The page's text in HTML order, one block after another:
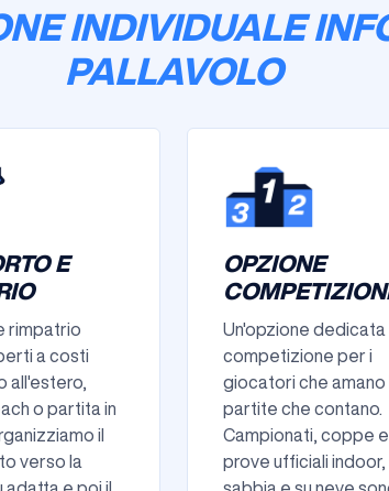
INDIVIDUALE
PALLAVOLO
E
rimpatrio
a costi
all'estero,
o partita in
il
verso la
OPZIONE
Un'opzione dedicata
competizione per i
giocatori che amano
partite che contano.
Campionati, coppe e
prove ufficiali indoor,